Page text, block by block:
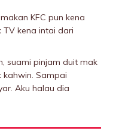
KFC pun kena
TV kena intai dari
suami pinjam duit mak
kahwin. Sampai
Aku halau dia